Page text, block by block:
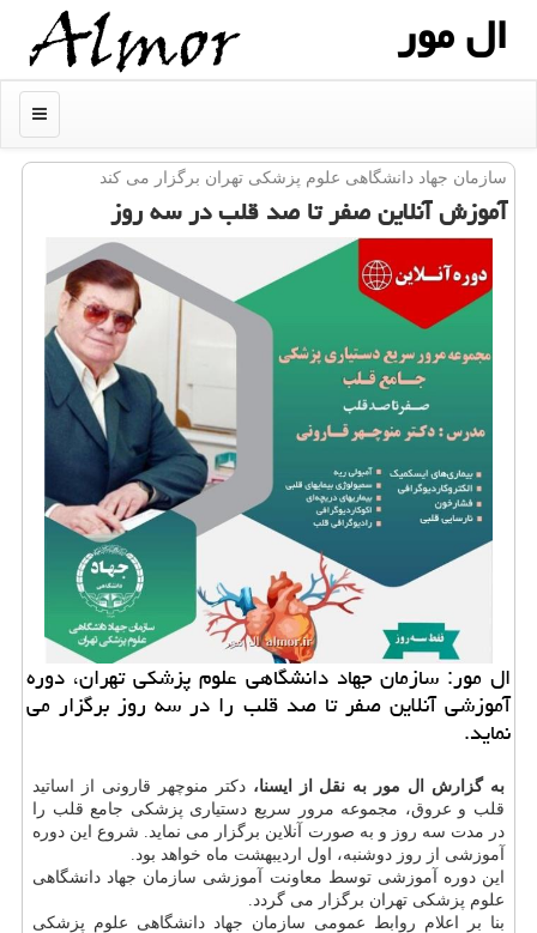
ال مور
منو
سازمان جهاد دانشگاهی علوم پزشكی تهران برگزار می كند
آموزش آنلاین صفر تا صد قلب در سه روز
ال مور: سازمان جهاد دانشگاهی علوم پزشكی تهران، دوره
آموزشی آنلاین صفر تا صد قلب را در سه روز برگزار می
نماید.
به گزارش ال مور به نقل از ایسنا،دكتر منوچهر قارونی از اساتید
قلب و عروق، مجموعه مرور سریع دستیاری پزشكی جامع قلب را
در مدت سه روز و به صورت آنلاین برگزار می نماید. شروع این دوره
آموزشی از روز دوشنبه، اول اردیبهشت ماه خواهد بود.
این دوره آموزشی توسط معاونت آموزشی سازمان جهاد دانشگاهی
علوم پزشكی تهران برگزار می گردد.
بنا بر اعلام روابط عمومی سازمان جهاد دانشگاهی علوم پزشكی